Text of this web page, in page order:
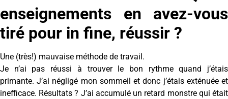
enseignements en avez-vous
tiré pour in fine, réussir ?
Une (très!) mauvaise méthode de travail.
Je n’ai pas réussi à trouver le bon rythme quand j’étais
primante. J’ai négligé mon sommeil et donc j’étais exténuée et
inefficace. Résultats ? J’ai accumulé un retard monstre qui était